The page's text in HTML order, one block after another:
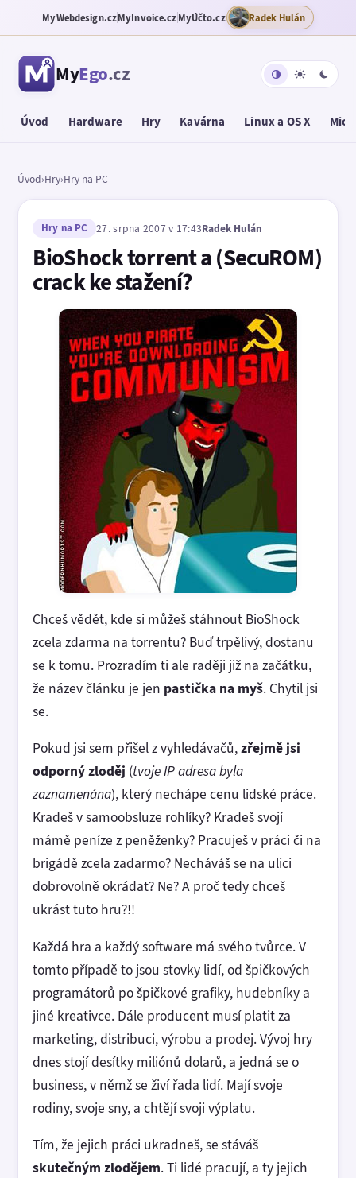
MyWebdesign.czMyInvoice.czMyÚčto.cz Radek Hulán
MyEgo.cz
Úvod Hardware Hry Kavárna Linux a OS X
Úvod›Hry›Hry na PC
Hry na PC 27. srpna 2007 v 17:43Radek Hulán
BioShock torrent a (SecuROM)
crack ke stažení?
Chceš vědět, kde si můžeš stáhnout BioShock
zcela zdarma na torrentu? Buď trpělivý, dostanu
se k tomu. Prozradím ti ale raději již na začátku,
že název článku je jen pastička na myš. Chytil jsi
se.
Pokud jsi sem přišel z vyhledávačů,zřejmě jsi
odporný zloděj (tvoje IP adresa byla
zaznamenána), který nechápe cenu lidské práce.
Kradeš v samoobsluze rohlíky? Kradeš svojí
mámě peníze z peněženky? Pracuješ v práci či na
brigádě zcela zadarmo? Necháváš se na ulici
dobrovolně okrádat? Ne? A proč tedy chceš
ukrást tuto hru?!!
Každá hra a každý software má svého tvůrce. V
tomto případě to jsou stovky lidí, od špičkových
programátorů po špičkové grafiky, hudebníky a
jiné kreativce. Dále producent musí platit za
marketing, distribuci, výrobu a prodej. Vývoj hry
dnes stojí desítky miliónů dolarů, a jedná se o
business, v němž se živí řada lidí. Mají svoje
rodiny, svoje sny, a chtějí svoji výplatu.
Tím, že jejich práci ukradneš, se stáváš
skutečným zlodějem. Ti lidé pracují, a ty jejich